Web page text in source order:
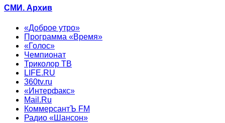
СМИ. Архив
«Доброе утро»
Программа «Время»
«Голос»
Чемпионат
Триколор ТВ
LIFE.RU
360tv.ru
«Интерфакс»
Mail.Ru
КоммерсантЪ FM
Радио «Шансон»